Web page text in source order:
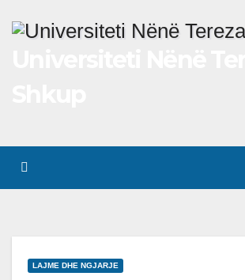
LAJME DHE NGJARJE